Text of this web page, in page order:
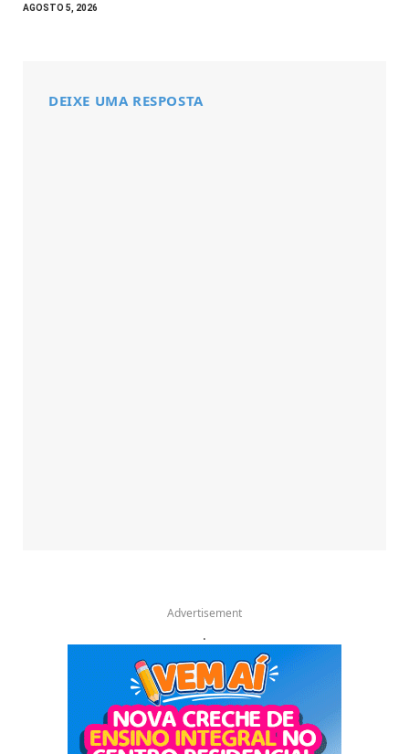
AGOSTO 5, 2026
DEIXE UMA RESPOSTA
Advertisement
.